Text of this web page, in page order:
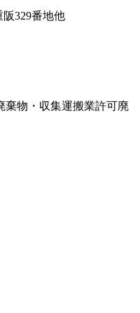
329番地他
・収集運搬業許可廃